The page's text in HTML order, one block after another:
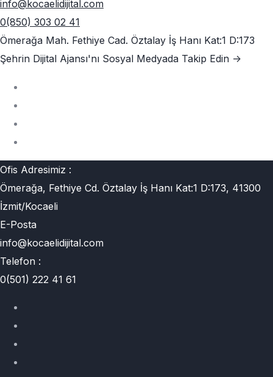
info@kocaelidijital.com
0(850) 303 02 41
Ömerağa Mah. Fethiye Cad. Öztalay İş Hanı Kat:1 D:173
Şehrin Dijital Ajansı'nı Sosyal Medyada Takip Edin ->
Ofis Adresimiz :
Ömerağa, Fethiye Cd. Öztalay İş Hanı Kat:1 D:173, 41300
İzmit/Kocaeli
E-Posta
info@kocaelidijital.com
Telefon :
0(501) 222 41 61